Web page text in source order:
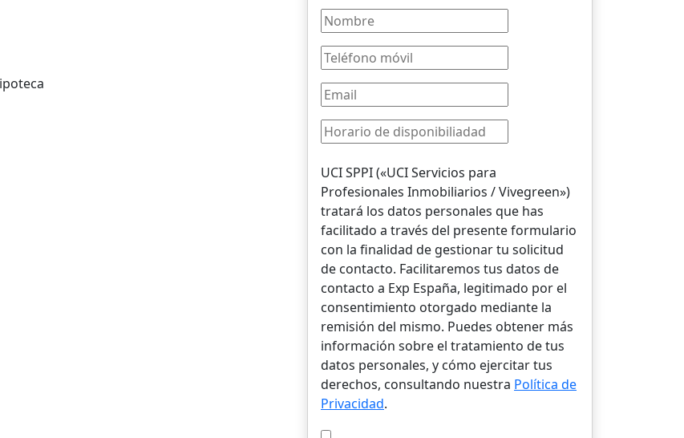
UCI SPPI («UCI Servicios para
Profesionales Inmobiliarios / Vivegreen»)
tratará los datos personales que has
facilitado a través del presente formulario
con la finalidad de gestionar tu solicitud
de contacto. Facilitaremos tus datos de
contacto a Exp España, legitimado por el
consentimiento otorgado mediante la
remisión del mismo. Puedes obtener más
información sobre el tratamiento de tus
datos personales, y cómo ejercitar tus
derechos, consultando nuestra Política de
Privacidad.